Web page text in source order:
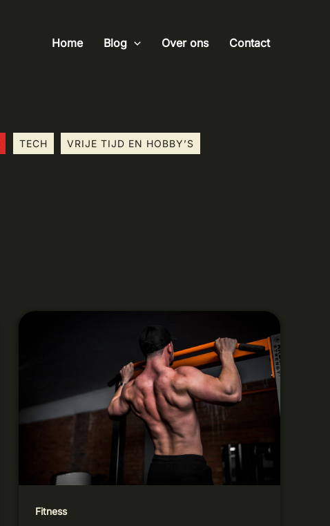
Home Blog Over ons Contact
TECH VRIJE TIJD EN HOBBY’S
Fitness
HARDLOPEN?
EEN
COMPLEET
OVERZICHT